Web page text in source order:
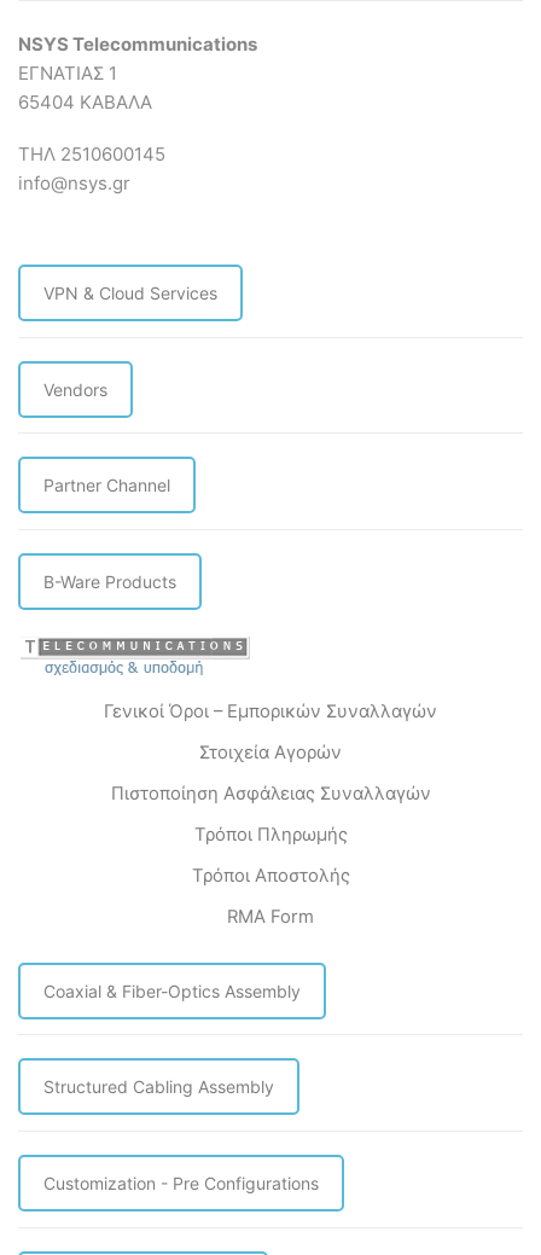
NSYS Telecommunications
ΕΓΝΑΤΙΑΣ 1
65404 ΚΑΒΑΛΑ
ΤΗΛ 2510600145
info@nsys.gr
VPN & Cloud Services
Vendors
Partner Channel
B-Ware Products
Γενικοί Όροι – Εμπορικών Συναλλαγών
Στοιχεία Αγορών
Πιστοποίηση Ασφάλειας Συναλλαγών
Τρόποι Πληρωμής
Τρόποι Αποστολής
RMA Form
Coaxial & Fiber-Optics Assembly
Structured Cabling Assembly
Customization - Pre Configurations